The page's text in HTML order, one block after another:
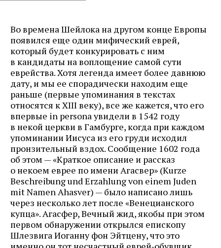
Во времена Шейлока на другом конце Европы
появился еще один мифический еврей,
который будет конкурировать с ним
в кандидаты на воплощение самой сути
еврейства. Хотя легенда имеет более давнюю
дату, и мы ее спорадически находим еще
раньше (первые упоминания в текстах
относятся к XIII веку), все же кажется, что его
впервые in persona увидели в 1542 году
в некой церкви в Гамбурге, когда при каждом
упоминании Иисуса из его груди исходил
пронзительный вздох. Сообщение 1602 года
об этом — «Краткое описание и рассказ
о некоем еврее по имени Агасвер» (Kurze
Beschreibung und Erzahlung von einem Juden
mit Namen Ahasver) — было написано лишь
через несколько лет после «Венецианского
купца». Агасфер, Вечный жид, якобы при этом
первом обнаружении открылся епископу
Шлезвига Иоганну фон Эйтцену, что это